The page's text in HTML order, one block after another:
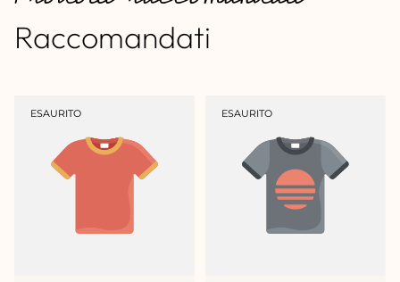
Raccomandati
ETICHETTA
PRODOTTO:
ESAURITO
ETICHETTA
PRODOTTO:
ESAURITO